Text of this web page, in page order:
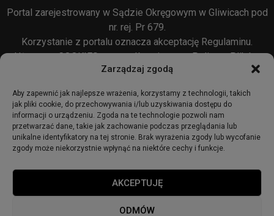
Zarządzaj zgodą
Aby zapewnić jak najlepsze wrażenia, korzystamy z technologii, takich
jak pliki cookie, do przechowywania i/lub uzyskiwania dostępu do
informacji o urządzeniu. Zgoda na te technologie pozwoli nam
przetwarzać dane, takie jak zachowanie podczas przeglądania lub
unikalne identyfikatory na tej stronie. Brak wyrażenia zgody lub wycofanie
zgody może niekorzystnie wpłynąć na niektóre cechy i funkcje.
AKCEPTUJĘ
ODMÓW
Portal zarejestrowany w Sądzie Okręgowym w Gliwicach pod
nr. rej. Pr 679.
Korzystanie z portalu oznacza akceptację Regulaminu.
Używamy COOKIES w sposób opisany wPolityce Plików
Cookie
© 2018 - zabrze24.info.
Polityka Prywatności
Polityka cookies